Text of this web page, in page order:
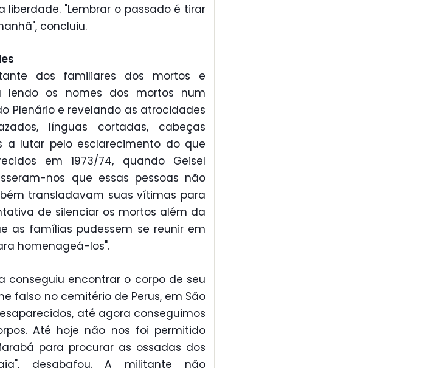
"Lembrar o passado é tirar
concluiu.
dos familiares dos mortos e
lendo os nomes dos mortos num
Plenário e revelando as atrocidades
línguas cortadas, cabeças
a lutar pelo esclarecimento do que
em 1973/74, quando Geisel
nos que essas pessoas não
transladavam suas vítimas para
de silenciar os mortos além da
as famílias pudessem se reunir em
homenageá-los".
conseguiu encontrar o corpo de seu
falso no cemitério de Perus, em São
até agora conseguimos
Até hoje não nos foi permitido
para procurar as ossadas dos
desabafou. A militante não